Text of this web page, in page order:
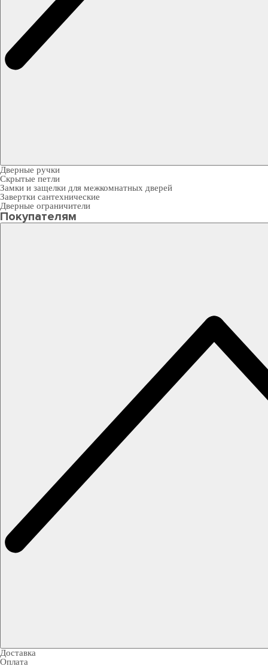
Дверные ручки
Скрытые петли
Замки и защелки для межкомнатных дверей
Завертки сантехнические
Дверные ограничители
Покупателям
Доставка
Оплата